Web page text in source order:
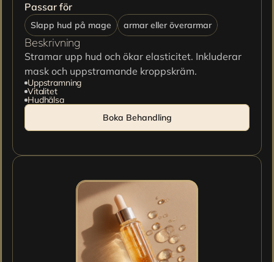
Passar för
Slapp hud på mage armar eller överarmar
Beskrivning
Stramar upp hud och ökar elasticitet. Inkluderar
mask och uppstramande kroppskräm.
Uppstramning
Vitalitet
Hudhälsa
Boka Behandling